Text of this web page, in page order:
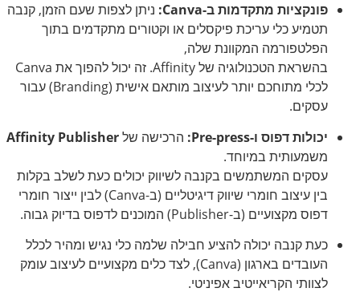
פונקציות מתקדמות ב-Canva:
ניתן לצפות שעם הזמן, קנבה
תטמיע כלי עריכת פיקסלים או וקטורים מתקדמים בתוך
הפלטפורמה המקוונת שלה,
בהשראת הטכנולוגיה של Affinity. זה יכול להפוך את Canva
לכלי מתוחכם יותר לעיצוב מותאם אישית (Branding) עבור
עסקים.
יכולות דפוס ו-Pre-press:
הרכישה שלAffinity Publisher
משמעותית במיוחד.
עסקים המשתמשים בקנבה לשיווק יכולים כעת לשלב בקלות
בין עיצוב חומרי שיווק דיגיטליים (ב-Canva) לבין ייצור חומרי
דפוס מקצועיים (ב-Publisher) המוכנים לדפוס בדיוק גבוה.
כעת קנבה יכולה להציע חבילה שלמה כלי נגיש ומהיר לכלל
העובדים בארגון (Canva), לצד כלים מקצועיים לעיצוב עומק
לצוותי הקריאייטיב אפיניטי.